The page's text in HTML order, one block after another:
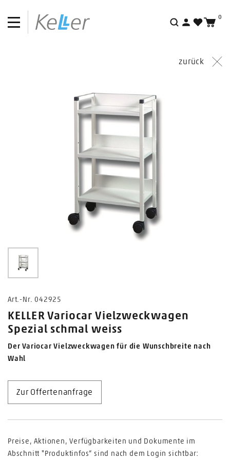
Suche
0
zurück
0
Art.-Nr. 042925
KELLER Variocar Vielzweckwagen
Spezial schmal weiss
Der Variocar Vielzweckwagen für die Wunschbreite nach
Wahl
Zur Offertenanfrage
Preise, Aktionen, Verfügbarkeiten und Dokumente im
Abschnitt "Produktinfos“ sind nach dem Login sichtbar: